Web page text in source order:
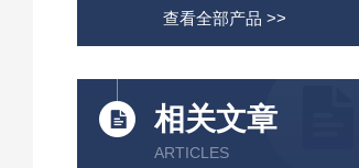
查看全部产品 >>
相关文章
ARTICLES